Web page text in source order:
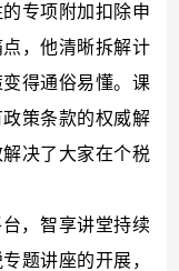
专项附加扣除申
，他清晰拆解计
得通俗易懂。课
策条款的权威解
决了大家在个税
，智享讲堂持续
题讲座的开展，